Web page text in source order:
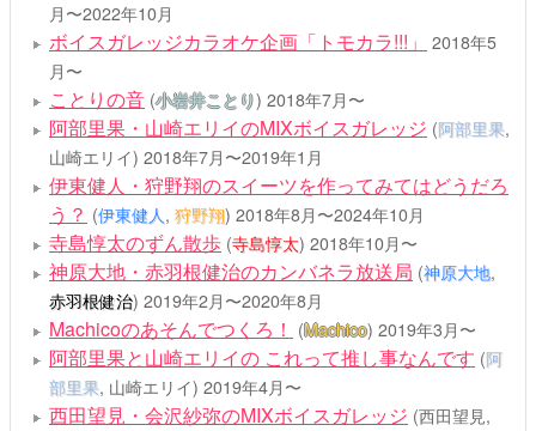
月〜2022年10月
ボイスガレッジカラオケ企画「トモカラ!!!」
2018年5
月〜
ことりの音 (小岩井ことり) 2018年7月〜
阿部里果・山崎エリイのMIXボイスガレッジ (阿部里果,
山崎エリイ) 2018年7月〜2019年1月
伊東健人・狩野翔のスイーツを作ってみてはどうだろ
う？ (伊東健人, 狩野翔) 2018年8月〜2024年10月
寺島惇太のずん散歩 (寺島惇太) 2018年10月〜
神原大地・赤羽根健治のカンバネラ放送局 (神原大地,
赤羽根健治) 2019年2月〜2020年8月
Machicoのあそんでつくろ！ (Machico) 2019年3月〜
阿部里果と山崎エリイの これって推し事なんです (阿
部里果, 山崎エリイ) 2019年4月〜
西田望見・会沢紗弥のMIXボイスガレッジ (西田望見,